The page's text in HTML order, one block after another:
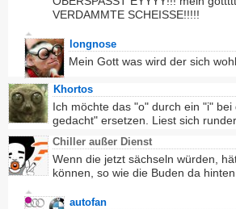
VERDAMMTE SCHEISSE!!!!!
longnose
Mein Gott was wird der sich
Khortos
Ich möchte das "o" durch ein "i"
gedacht" ersetzen. Liest sich
Chiller außer Dienst
Wenn die jetzt sächseln würden,
können, so wie die Buden da hinten
autofan